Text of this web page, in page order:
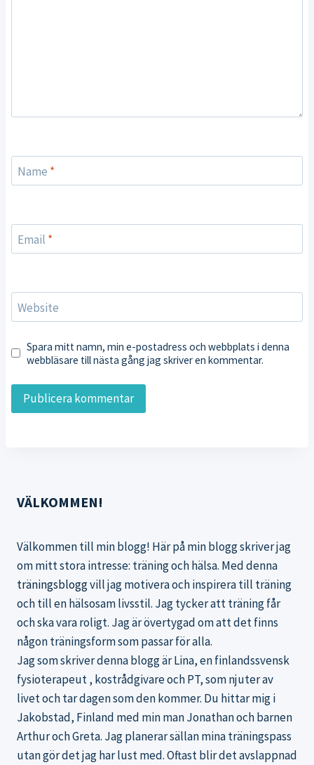
Name *
Email *
Website
Spara mitt namn, min e-postadress och webbplats i denna
webbläsare till nästa gång jag skriver en kommentar.
VÄLKOMMEN!
Välkommen till min blogg! Här på min blogg skriver jag
om mitt stora intresse: träning och hälsa. Med denna
träningsbloggvill jag motivera och inspirera till träning
och till en hälsosam livsstil. Jag tycker att träning får
och ska vara roligt. Jag är övertygad om att det finns
någon träningsform som passar för alla.
Jag som skriver denna blogg är Lina, en finlandssvensk
fysioterapeut , kostrådgivare och PT, som njuter av
livet och tar dagen som den kommer. Du hittar mig i
Jakobstad, Finland med min man Jonathan och barnen
Arthur och Greta. Jag planerar sällan mina träningspass
utan gör det jag har lust med. Oftast blir det avslappnad